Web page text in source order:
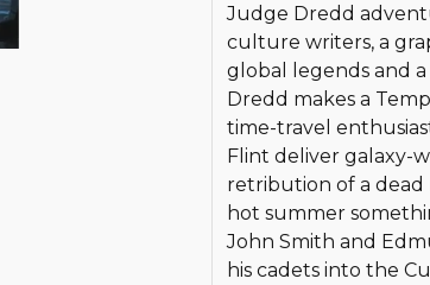
Judge Dredd
culture writers, a
global legends and
Dredd makes a
time-travel
Flint deliver galaxy-
retribution of a dead
hot summer
John Smith and
his cadets into the